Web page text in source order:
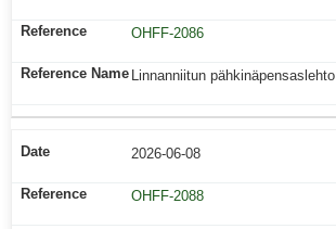
OHFF-2086
Linnanniitun pähkinäpensaslehto
2026-06-08
OHFF-2088